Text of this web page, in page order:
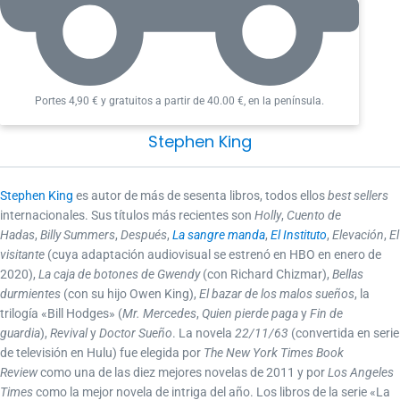
Portes 4,90 € y gratuitos a partir de 40.00 €, en la península.
Stephen King
Stephen King es autor de más de sesenta libros, todos ellosbest sellers
internacionales. Sus títulos más recientes son Holly, Cuento de
Hadas, Billy Summers, Después, La sangre manda, El Instituto, Elevación, El
visitante (cuya adaptación audiovisual se estrenó en HBO en enero de
2020), La caja de botones de Gwendy(con Richard Chizmar), Bellas
durmientes (con su hijo Owen King), El bazar de los malos sueños, la
trilogía «Bill Hodges» (Mr. Mercedes, Quien pierde pagayFin de
guardia), RevivalyDoctor Sueño. La novela 22/11/63 (convertida en serie
de televisión en Hulu) fue elegida por The New York Times Book
Reviewcomo una de las diez mejores novelas de 2011 y porLos Angeles
Timescomo la mejor novela de intriga del año. Los libros de la serie «La